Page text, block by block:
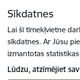
Sīkdatnes
Lai šī tīmekļvietne
sīkdatnes. Ar Jūsu
izmantotas
Lūdzu, atzīmējiet